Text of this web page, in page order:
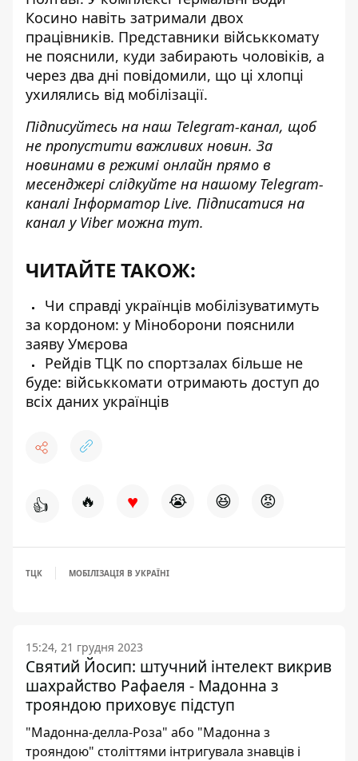
Косино навіть затримали двох
працівників. Представники військкомату
не пояснили, куди забирають чоловіків, а
через два дні повідомили, що ці хлопці
ухилялись від мобілізації.
Підписуйтесь на наш Telegram-канал, щоб
не пропустити важливих новин. За
новинами в режимі онлайн прямо в
месенджері слідкуйте на нашому Telegram-
каналіІнформатор Live. Підписатися на
канал у Viber можна тут.
ЧИТАЙТЕ ТАКОЖ:
Чи справді українців мобілізуватимуть
за кордоном: у Міноборони пояснили
заяву Умєрова
Рейдів ТЦК по спортзалах більше не
буде: військкомати отримають доступ до
всіх даних українців
👍 🔥 ♥ 😭 😆 😡
ТЦК МОБІЛІЗАЦІЯ В УКРАЇНІ
15:24, 21 грудня 2023
Святий Йосип: штучний інтелект викрив
шахрайство Рафаеля - Мадонна з
трояндою приховує підступ
"Мадонна-делла-Роза" або "Мадонна з
трояндою" століттями інтригувала знавців і